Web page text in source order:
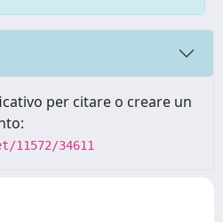
per citare o creare un
34611